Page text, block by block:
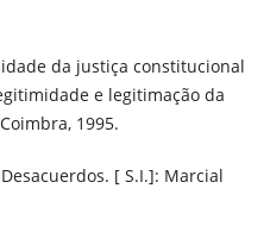
da justiça constitucional
e legitimação da
1995.
[ S.I.]: Marcial